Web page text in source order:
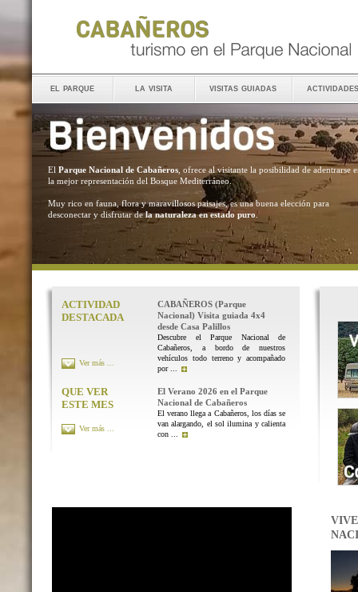
el parque la visita visitas guiadas actividades
El Parque Nacional de Cabañeros , ofrece al visitante la posibilidad de adentrarse
la mejor representación del Bosque Mediterráneo.
Muy rico en fauna, flora y maravillosos paisajes, es una buena elección para
desconectar y disfrutar dela naturaleza en estado puro .
ACTIVIDAD
DESTACADA
CABAÑEROS (Parque
Nacional) Visita guiada 4x4
desde Casa Palillos
Descubre el Parque Nacional de
Cabañeros, a bordo de nuestros
vehículos todo terreno y acompañado
por ...
Ver más ...
QUE VER
ESTE MES
El Verano 2026 en el Parque
Nacional de Cabañeros
El verano llega a Cabañeros, los días se
van alargando, el sol ilumina y calienta
con ...
Ver más ...